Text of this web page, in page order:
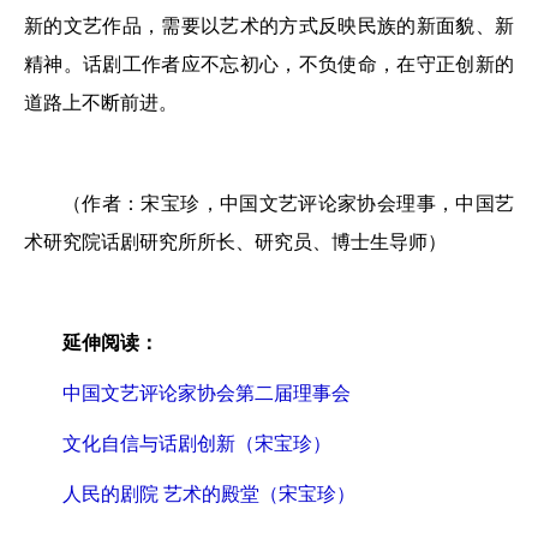
新的文艺作品，需要以艺术的方式反映民族的新面貌、新
精神。话剧工作者应不忘初心，不负使命，在守正创新的
道路上不断前进。
（作者：宋宝珍，中国文艺评论家协会理事，中国艺
术研究院话剧研究所所长、研究员、博士生导师）
延伸阅读：
中国文艺评论家协会第二届理事会
文化自信与话剧创新（宋宝珍）
人民的剧院 艺术的殿堂（宋宝珍）